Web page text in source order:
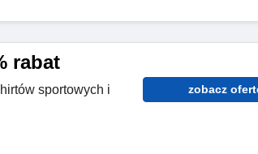
rabat
sportowych i
zobacz